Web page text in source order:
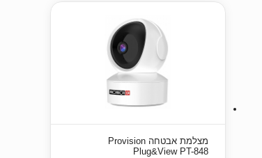
‏מצלמת אבטחה Provision
Plug&View PT-848